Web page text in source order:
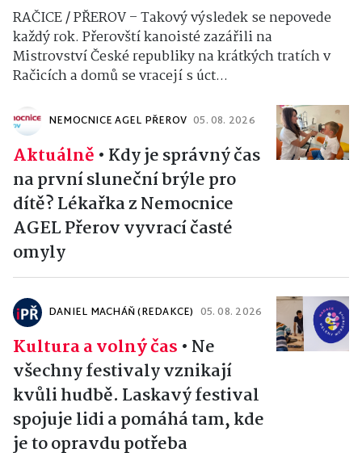
RAČICE / PŘEROV – Takový výsledek se nepovede
každý rok. Přerovští kanoisté zazářili na
Mistrovství České republiky na krátkých tratích v
Račicích a domů se vracejí s úct...
NEMOCNICE AGEL PŘEROV 05. 08. 2026
Aktuálně • Kdy je správný čas
na první sluneční brýle pro
dítě? Lékařka z Nemocnice
AGEL Přerov vyvrací časté
omyly
DANIEL MACHÁŇ (REDAKCE) 05. 08. 2026
Kultura a volný čas • Ne
všechny festivaly vznikají
kvůli hudbě. Laskavý festival
spojuje lidi a pomáhá tam, kde
je to opravdu potřeba